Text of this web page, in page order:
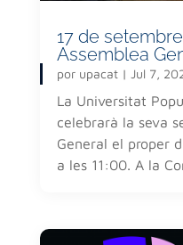
17 de
Assemblea
por upacat| Jul 7,
La Universitat
celebrarà la seva
General el proper
a les 11:00. A la